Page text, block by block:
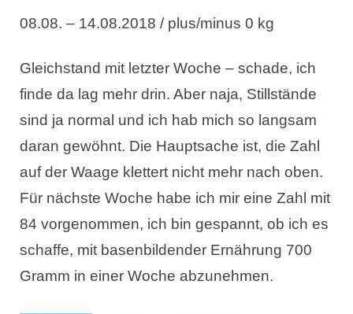
08.08. – 14.08.2018 / plus/minus 0 kg
Gleichstand mit letzter Woche – schade, ich
finde da lag mehr drin. Aber naja, Stillstände
sind ja normal und ich hab mich so langsam
daran gewöhnt. Die Hauptsache ist, die Zahl
auf der Waage klettert nicht mehr nach oben.
Für nächste Woche habe ich mir eine Zahl mit
84 vorgenommen, ich bin gespannt, ob ich es
schaffe, mit basenbildender Ernährung 700
Gramm in einer Woche abzunehmen.